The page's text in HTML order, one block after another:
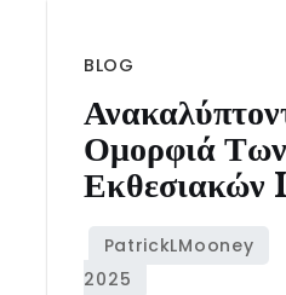
BLOG
Ομορφιά Των